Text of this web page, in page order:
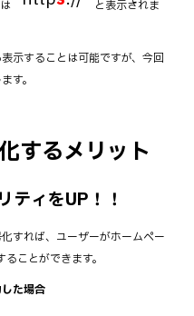
は
と表示されま
示することは可能ですが、今回
す。
するメリット
ィをUP！！
すれば、ユーザーがホームペー
ことができます。
た場合